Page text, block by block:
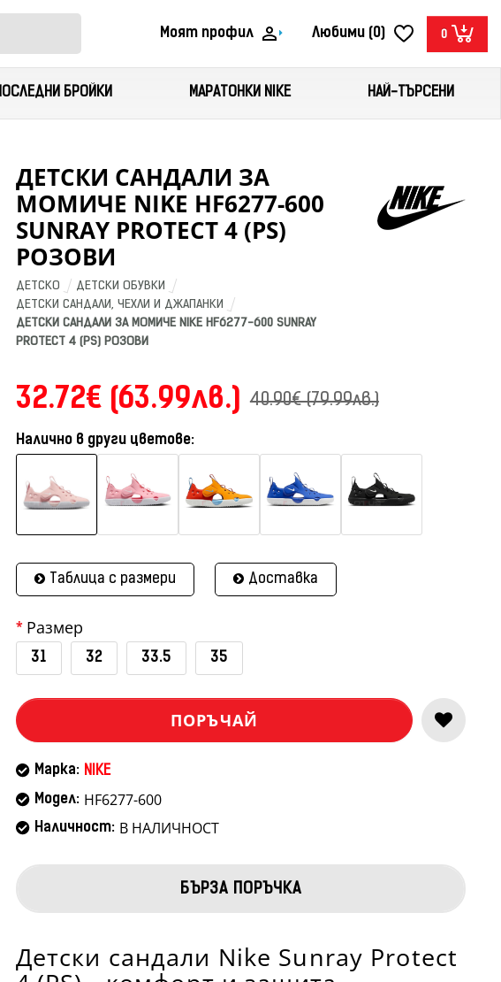
Моят профил Любими (0) 0
ПОСЛЕДНИ БРОЙКИ МАРАТОНКИ NIKE НАЙ-ТЪРСЕНИ
ДЕТСКИ САНДАЛИ ЗА
МОМИЧЕ NIKE HF6277-600
SUNRAY PROTECT 4 (PS)
РОЗОВИ
ДЕТСКО
ДЕТСКИ ОБУВКИ
ДЕТСКИ САНДАЛИ, ЧЕХЛИ И ДЖАПАНКИ
ДЕТСКИ САНДАЛИ ЗА МОМИЧЕ NIKE HF6277-600 SUNRAY
PROTECT 4 (PS) РОЗОВИ
32.72€ (63.99лв.) 40.90€ (79.99лв.)
Налично в други цветове:
Таблица с размери Доставка
Размер
31 32 33.5 35
ПОРЪЧАЙ
Марка: NIKE
Модел: HF6277-600
Наличност: В НАЛИЧНОСТ
БЪРЗА ПОРЪЧКА
Детски сандали Nike Sunray Protect